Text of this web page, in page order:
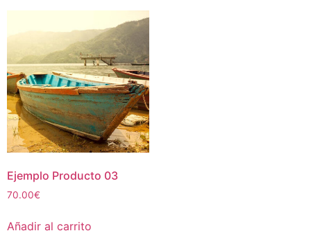
Ejemplo Producto 03
70.00€
Añadir al carrito